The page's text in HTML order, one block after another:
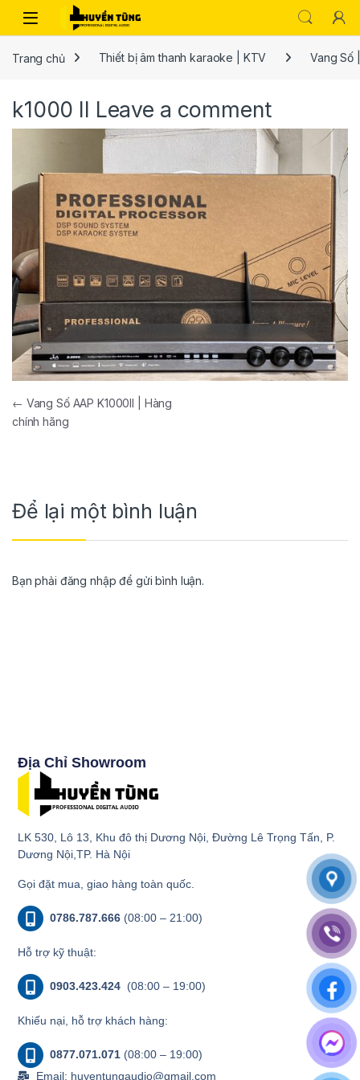
Trang chủ Thiết bị âm thanh karaoke | KTV Vang Số
k1000 II Leave a comment
← Vang Số AAP K1000II | Hàng
chính hãng
Để lại một bình luận
Bạn phải đăng nhập để gửi bình luận.
Địa Chỉ Showroom
LK 530, Lô 13, Khu đô thị Dương Nội, Đường Lê Trọng Tấn, P.
Dương Nội,TP. Hà Nội
Gọi đặt mua, giao hàng toàn quốc.
0786.787.666 (08:00 – 21:00)
Hỗ trợ kỹ thuật:
0903.423.424 (08:00 – 19:00)
Khiếu nại, hỗ trợ khách hàng:
0877.071.071 (08:00 – 19:00)
Email: huyentungaudio@gmail.com